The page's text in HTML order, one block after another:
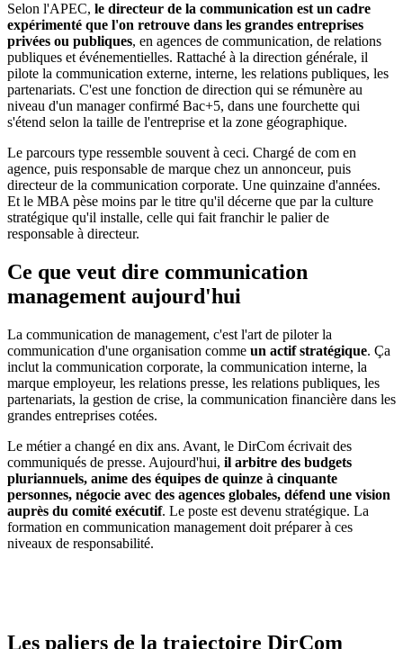
Selon l'APEC, le directeur de la communication est un cadre
expérimenté que l'on retrouve dans les grandes entreprises
privées ou publiques, en agences de communication, de relations
publiques et événementielles. Rattaché à la direction générale, il
pilote la communication externe, interne, les relations publiques, les
partenariats. C'est une fonction de direction qui se rémunère au
niveau d'un manager confirmé Bac+5, dans une fourchette qui
s'étend selon la taille de l'entreprise et la zone géographique.
Le parcours type ressemble souvent à ceci. Chargé de com en
agence, puis responsable de marque chez un annonceur, puis
directeur de la communication corporate. Une quinzaine d'années.
Et le MBA pèse moins par le titre qu'il décerne que par la culture
stratégique qu'il installe, celle qui fait franchir le palier de
responsable à directeur.
Ce que veut dire communication
management aujourd'hui
La communication de management, c'est l'art de piloter la
communication d'une organisation comme un actif stratégique. Ça
inclut la communication corporate, la communication interne, la
marque employeur, les relations presse, les relations publiques, les
partenariats, la gestion de crise, la communication financière dans les
grandes entreprises cotées.
Le métier a changé en dix ans. Avant, le DirCom écrivait des
communiqués de presse. Aujourd'hui, il arbitre des budgets
pluriannuels, anime des équipes de quinze à cinquante
personnes, négocie avec des agences globales, défend une vision
auprès du comité exécutif. Le poste est devenu stratégique. La
formation en communication management doit préparer à ces
niveaux de responsabilité.
Les paliers de la trajectoire DirCom